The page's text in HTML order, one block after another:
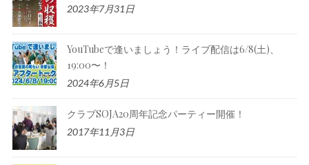
2023年7月31日
YouTubeで逢いましょう！ライブ配信は6/8(土)、
19:00〜！
2024年6月5日
クラブSOJA20周年記念パーティー開催！
2017年11月3日